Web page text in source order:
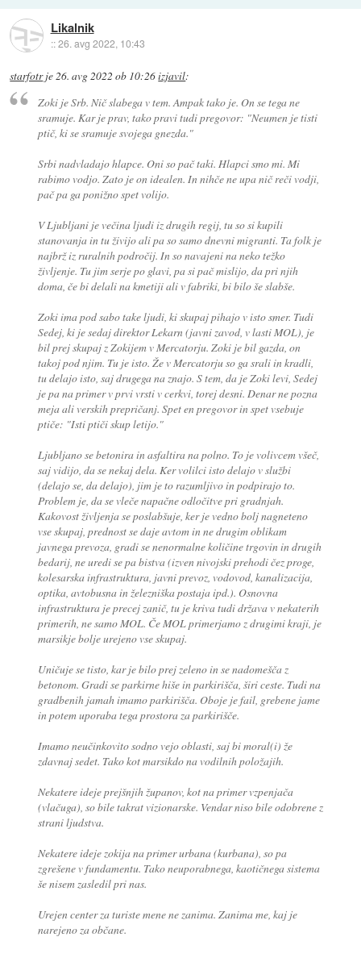
Likalnik
::26. avg 2022, 10:43
starfotrje 26. avg 2022 ob 10:26izjavil:
Zoki je Srb. Nič slabega v tem. Ampak tako je. On se tega ne
sramuje. Kar je prav, tako pravi tudi pregovor: "Neumen je tisti
ptič, ki se sramuje svojega gnezda."
Srbi nadvladajo hlapce. Oni so pač taki. Hlapci smo mi. Mi
rabimo vodjo. Zato je on idealen. In nihče ne upa nič reči vodji,
pač pa ga ponižno spet volijo.
V Ljubljani je večina ljudi iz drugih regij, tu so si kupili
stanovanja in tu živijo ali pa so samo dnevni migranti. Ta folk je
najbrž iz ruralnih področij. In so navajeni na neko težko
življenje. Tu jim serje po glavi, pa si pač mislijo, da pri njih
doma, če bi delali na kmetiji ali v fabriki, bi bilo še slabše.
Zoki ima pod sabo take ljudi, ki skupaj pihajo v isto smer. Tudi
Sedej, ki je sedaj direktor Lekarn (javni zavod, v lasti MOL), je
bil prej skupaj z Zokijem v Mercatorju. Zoki je bil gazda, on
takoj pod njim. Tu je isto. Že v Mercatorju so ga srali in kradli,
tu delajo isto, saj drugega na znajo. S tem, da je Zoki levi, Sedej
je pa na primer v prvi vrsti v cerkvi, torej desni. Denar ne pozna
meja ali verskih prepričanj. Spet en pregovor in spet vsebuje
ptiče: "Isti ptiči skup letijo."
Ljubljano se betonira in asfaltira na polno. To je volivcem všeč,
saj vidijo, da se nekaj dela. Ker volilci isto delajo v službi
(delajo se, da delajo), jim je to razumljivo in podpirajo to.
Problem je, da se vleče napačne odločitve pri gradnjah.
Kakovost življenja se poslabšuje, ker je vedno bolj nagneteno
vse skupaj, prednost se daje avtom in ne drugim oblikam
javnega prevoza, gradi se nenormalne količine trgovin in drugih
bedarij, ne uredi se pa bistva (izven nivojski prehodi čez proge,
kolesarska infrastruktura, javni prevoz, vodovod, kanalizacija,
optika, avtobusna in železniška postaja ipd.). Osnovna
infrastruktura je precej zanič, tu je kriva tudi država v nekaterih
primerih, ne samo MOL. Če MOL primerjamo z drugimi kraji, je
marsikje bolje urejeno vse skupaj.
Uničuje se tisto, kar je bilo prej zeleno in se nadomešča z
betonom. Gradi se parkirne hiše in parkirišča, širi ceste. Tudi na
gradbenih jamah imamo parkirišča. Oboje je fail, grebene jame
in potem uporaba tega prostora za parkirišče.
Imamo neučinkovito sodno vejo oblasti, saj bi moral(i) že
zdavnaj sedet. Tako kot marsikdo na vodilnih položajih.
Nekatere ideje prejšnjih županov, kot na primer vzpenjača
(vlačuga), so bile takrat vizionarske. Vendar niso bile odobrene z
strani ljudstva.
Nekatere ideje zokija na primer urbana (kurbana), so pa
zgrešene v fundamentu. Tako neuporabnega, kaotičnega sistema
še nisem zasledil pri nas.
Urejen center za turiste mene ne zanima. Zanima me, kaj je
narejeno za občane.